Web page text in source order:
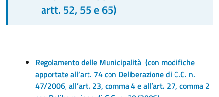
artt. 52, 55 e 65)
Regolamento delle Municipalità (con modifiche
apportate all’art. 74 con Deliberazione di C.C. n.
47/2006, all’art. 23, comma 4 e all’art. 27, comma 2